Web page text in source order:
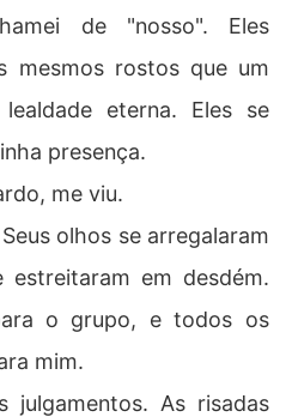
de "nosso". Eles
mesmos rostos que um
eterna. Eles se
presença.
me viu.
olhos se arregalaram
estreitaram em desdém.
o grupo, e todos os
mim.
julgamentos. As risadas